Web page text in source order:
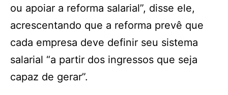
ou apoiar a reforma salarial”, disse ele,
acrescentando que a reforma prevê que
cada empresa deve definir seu sistema
salarial “a partir dos ingressos que seja
capaz de gerar”.